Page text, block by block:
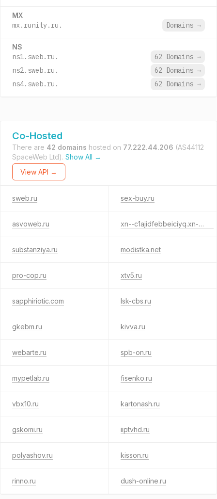
MX
mx.runity.ru. Domains →
NS
ns1.sweb.ru. 62 Domains →
ns2.sweb.ru.
62 Domains →
ns4.sweb.ru.
62 Domains →
Co-Hosted
There are 42 domains hosted on 77.222.44.206 (AS44112
SpaceWeb Ltd). Show All →
View API →
sweb.ru sex-buy.ru
asvoweb.ru xn--c1ajidfebbeiciyq.xn--p1ai
substanziya.ru modistka.net
pro-cop.ru xtv5.ru
sapphiriotic.com lsk-cbs.ru
gkebm.ru kivva.ru
webarte.ru spb-on.ru
mypetlab.ru fisenko.ru
vbx10.ru kartonash.ru
gskomi.ru iiptvhd.ru
polyashov.ru kisson.ru
rinno.ru dush-online.ru